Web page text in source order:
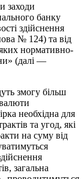
заходи
банку
здійснення
№ 124) та від
нормативно-
(далі —
змогу більш
необхідна для
та угод, які
на суму від
загальна